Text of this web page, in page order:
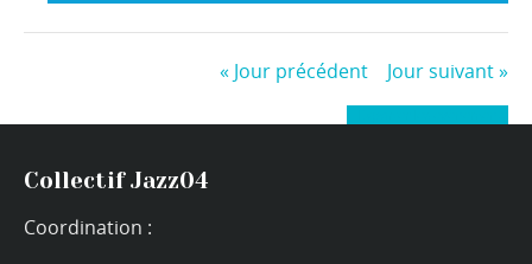
« Jour précédent Jour suivant»
Collectif Jazz04
Coordination :